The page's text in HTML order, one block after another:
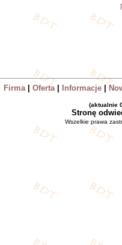
Firma| Oferta| Informacje|
(aktualnie
Stronę
Wszelkie prawa